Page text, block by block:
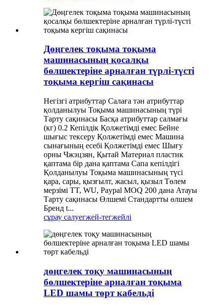
Дөңгелек тоқыма тоқыма
машинасының қосалқы
бөлшектеріне арналған түрлі-түсті
тоқыма кергіш сақинасы
Негізгі атрибуттар Салаға тән атрибуттар
қолданылуы Тоқыма машинасының түрі
Тарту сақинасы Басқа атрибуттар салмағы
(кг) 0.2 Кепілдік Қолжетімді емес Бейне
шығыс тексеру Қолжетімді емес Машина
сынағының есебі Қолжетімді емес Шығу
орны Чжэцзян, Қытай Материал пластик
қаптама бір дана қаптама Сапа кепілдігі
Қолданылуы Тоқыма машинасының түсі
қара, сары, қызғылт, жасыл, қызыл Төлем
мерзімі TT, WU, Paypal MOQ 200 дана Атауы
Тарту сақинасы Өлшемі Стандартты өлшем
Бренд t...
сұрау салуегжей-тегжейлі
дөңгелек тоқу машинасының
бөлшектеріне арналған тоқыма
LED шамы төрт кабельді